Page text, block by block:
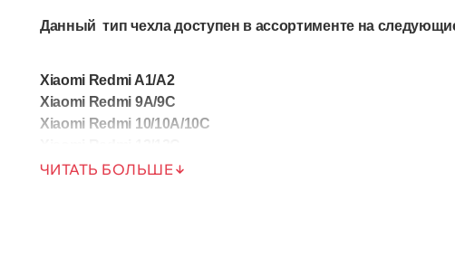
Данный тип чехла доступен в ассортименте на
Xiaomi Redmi A1/A2
Xiaomi Redmi 9A/9C
Xiaomi Redmi 10/10A/10С
Xiaomi Redmi Note 10 Pro
ЧИТАТЬ БОЛЬШЕ